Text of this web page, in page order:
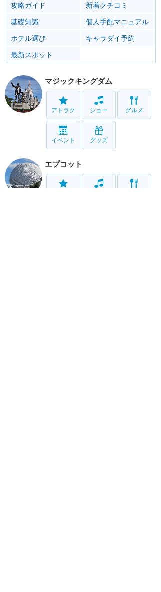
攻略ガイド
新着クチコミ
基礎知識
個人手配マニュアル
ホテル選び
キャラダイ予約
最新スポット
マジックキングダム
アトラク ショー グルメ
イベント グッズ
エプコット